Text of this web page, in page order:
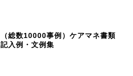
（総数10000事例）ケアマネ書類
記入例・文例集